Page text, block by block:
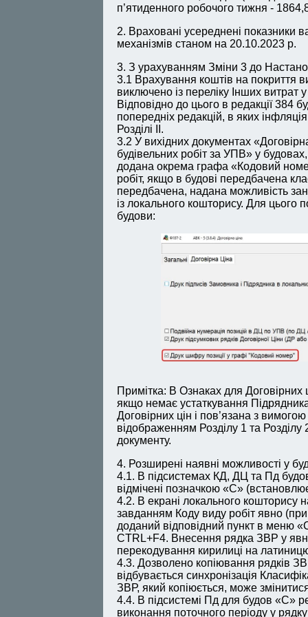
п’ятиденного робочого тижня -
2. Враховані усереднені показники
механізмів станом на 20.10.2023 р.
3. З урахуванням Зміни 3 до
3.1 Врахування коштів на покриття
виключено із переліку Інших витрат
Відповідно до цього в редакції 384
попередніх редакцій, в яких
Розділі ІІ.
3.2 У вихідних документах
будівельних робіт за УПВ» у
додана окрема графа «Кодовий
робіт, якщо в будові передбачена
передбачена, надана можливість
із локального кошторису. Для цього
будови:
Примітка: В Ознаках для Договірних
якщо немає устаткування
Договірних цін і пов’язана з
відображенням Розділу 1 та
документу.
4. Розширені наявні можливості у
4.1. В підсистемах КД, ДЦ та Пд
відмічені позначкою «С»
4.2. В екрані локального кошторису
завданням Коду виду робіт явно
доданий відповідний пункт в меню
CTRL+F4. Внесення рядка ЗВР у
перекодування кирилиці на
4.3. Дозволено копіювання рядків
відбувається синхронізація
ЗВР, який копіюється, може
4.4. В підсистемі Пд для будов «С»
виконання поточного періоду у